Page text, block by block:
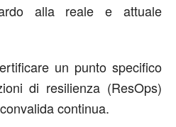
alla reale e attuale
un punto specifico
di resilienza (ResOps)
continua.